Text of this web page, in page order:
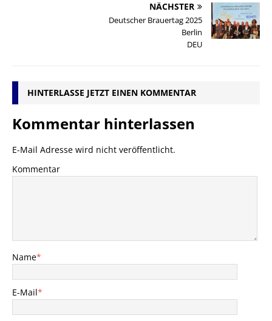
NÄCHSTER
Deutscher Brauertag 2025
Berlin
DEU
HINTERLASSE JETZT EINEN KOMMENTAR
Kommentar hinterlassen
E-Mail Adresse wird nicht veröffentlicht.
Kommentar
Name*
E-Mail*